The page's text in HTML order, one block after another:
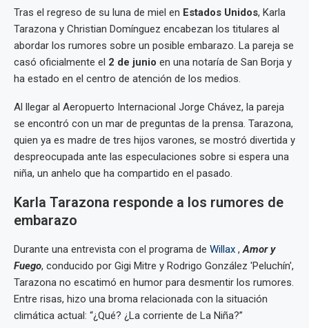
Tras el regreso de su luna de miel en Estados Unidos, Karla
Tarazona y Christian Domínguez encabezan los titulares al
abordar los rumores sobre un posible embarazo. La pareja se
casó oficialmente el 2 de junio en una notaría de San Borja y
ha estado en el centro de atención de los medios.
Al llegar al Aeropuerto Internacional Jorge Chávez, la pareja
se encontró con un mar de preguntas de la prensa. Tarazona,
quien ya es madre de tres hijos varones, se mostró divertida y
despreocupada ante las especulaciones sobre si espera una
niña, un anhelo que ha compartido en el pasado.
Karla Tarazona responde a los rumores de
embarazo
Durante una entrevista con el programa de Willax ,Amor y
Fuego, conducido por Gigi Mitre y Rodrigo González 'Peluchín',
Tarazona no escatimó en humor para desmentir los rumores.
Entre risas, hizo una broma relacionada con la situación
climática actual: “¿Qué? ¿La corriente de La Niña?”